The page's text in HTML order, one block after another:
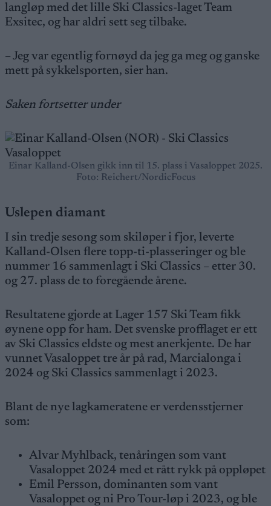
langløp med det lille Ski Classics-laget Team
Exsitec, og har aldri sett seg tilbake.
– Jeg var egentlig fornøyd da jeg ga meg og ganske
mett på sykkelsporten, sier han.
Saken fortsetter under
Einar Kalland-Olsen gikk inn til 15. plass i Vasaloppet 2025.
Foto: Reichert/NordicFocus
Uslepen diamant
I sin tredje sesong som skiløper i fjor, leverte
Kalland-Olsen flere topp-ti-plasseringer og ble
nummer 16 sammenlagt i Ski Classics – etter 30.
og 27. plass de to foregående årene.
Resultatene gjorde at Lager 157 Ski Team fikk
øynene opp for ham. Det svenske profflaget er ett
av Ski Classics eldste og mest anerkjente. De har
vunnet Vasaloppet tre år på rad, Marcialonga i
2024 og Ski Classics sammenlagt i 2023.
Blant de nye lagkameratene er verdensstjerner
som:
Alvar Myhlback, tenåringen som vant
Vasaloppet 2024 med et rått rykk på oppløpet
Emil Persson, dominanten som vant
Vasaloppet og ni Pro Tour-løp i 2023, og ble